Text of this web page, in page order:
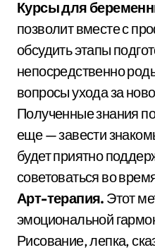
Курсы для
позволит вместе с
обсудить этапы
непосредственно
вопросы ухода за
Полученные знания
еще — завести
будет приятно
советоваться во
Арт-терапия. Этот
эмоциональной
Рисование, лепка,